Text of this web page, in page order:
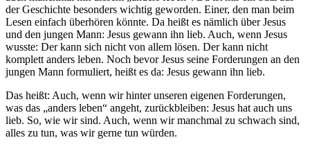
der Geschichte besonders wichtig geworden. Einer, den man beim
Lesen einfach überhören könnte. Da heißt es nämlich über Jesus
und den jungen Mann: Jesus gewann ihn lieb. Auch, wenn Jesus
wusste: Der kann sich nicht von allem lösen. Der kann nicht
komplett anders leben. Noch bevor Jesus seine Forderungen an den
jungen Mann formuliert, heißt es da: Jesus gewann ihn lieb.
Das heißt: Auch, wenn wir hinter unseren eigenen Forderungen,
was das „anders leben“ angeht, zurückbleiben: Jesus hat auch uns
lieb. So, wie wir sind. Auch, wenn wir manchmal zu schwach sind,
alles zu tun, was wir gerne tun würden.